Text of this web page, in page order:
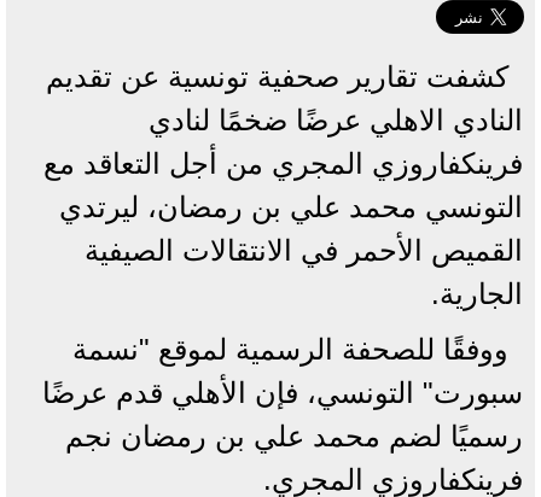
كشفت تقارير صحفية تونسية عن تقديم
النادي الاهلي عرضًا ضخمًا لنادي
فرينكفاروزي المجري من أجل التعاقد مع
التونسي محمد علي بن رمضان، ليرتدي
القميص الأحمر في الانتقالات الصيفية
الجارية.
ووفقًا للصحفة الرسمية لموقع "نسمة
سبورت" التونسي، فإن الأهلي قدم عرضًا
رسميًا لضم محمد علي بن رمضان نجم
فرينكفاروزي المجري.